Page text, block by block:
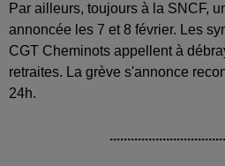
Par ailleurs, toujours à la SNCF,
annoncée les 7 et 8 février. Les
CGT Cheminots appellent à
retraites. La grève s'annonce
24h.